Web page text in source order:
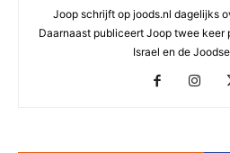
Joop schrijft op joods.nl dagelijks
Daarnaast publiceert Joop twee keer
Israel en de